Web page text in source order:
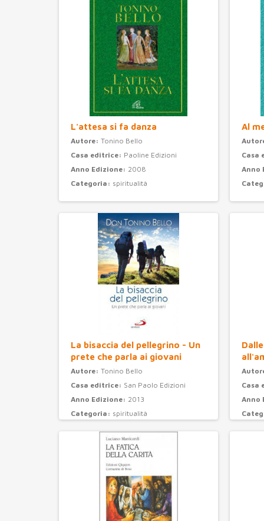
L'attesa si fa danza
Autore: Tonino Bello
Casa editrice: Paoline Edizioni
Anno Edizione: 2008
Categoria: spiritualità
Al
Casa
Anno
La bisaccia del pellegrino - Un
prete che parla ai giovani
Autore: Tonino Bello
Casa editrice: San Paolo Edizioni
Anno Edizione: 2013
Categoria: spiritualità
Casa
Anno